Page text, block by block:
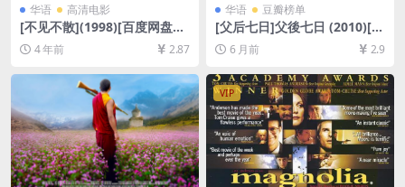
华语 高清电影
[不见不散](1998)[百度网盘
+迅雷云盘资源1080P超清未
删减][MP4/6.7GB][中文字幕]
4 年前 2.87
华语 豆瓣榜单
[父后七日]父後七日 (2010)[百
度网盘+夸克网盘1080P超清
未删减资源][网盘在线播放/下
载][MP4/6GB][中文字幕]
6 月前 2.9
VIP